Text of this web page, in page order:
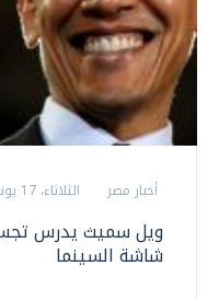
أخبار مصر الثلاثاء، 17 يونيه 2025 09:37 ص
ويل سميث يدرس
شاشة السينما